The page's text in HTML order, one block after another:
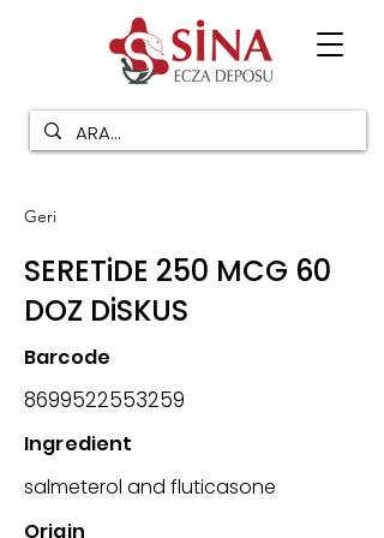
Geri
SERETiDE 250 MCG 60
DOZ DiSKUS
Barcode
8699522553259
Ingredient
salmeterol and fluticasone
Origin